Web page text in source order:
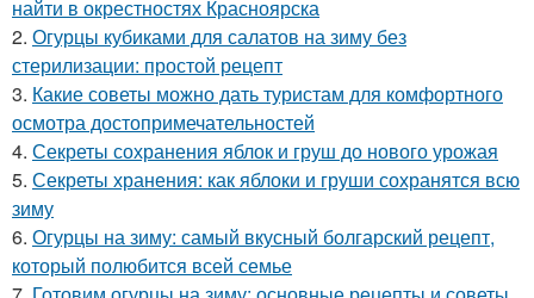
найти в окрестностях Красноярска
2. Огурцы кубиками для салатов на зиму без
стерилизации: простой рецепт
3. Какие советы можно дать туристам для комфортного
осмотра достопримечательностей
4. Секреты сохранения яблок и груш до нового урожая
5. Секреты хранения: как яблоки и груши сохранятся всю
зиму
6. Огурцы на зиму: самый вкусный болгарский рецепт,
который полюбится всей семье